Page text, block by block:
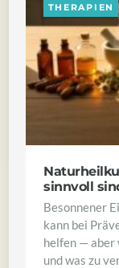
sinnvoll
THERAPIEN
Besonnener
kann bei
helfen — aber
und was zu